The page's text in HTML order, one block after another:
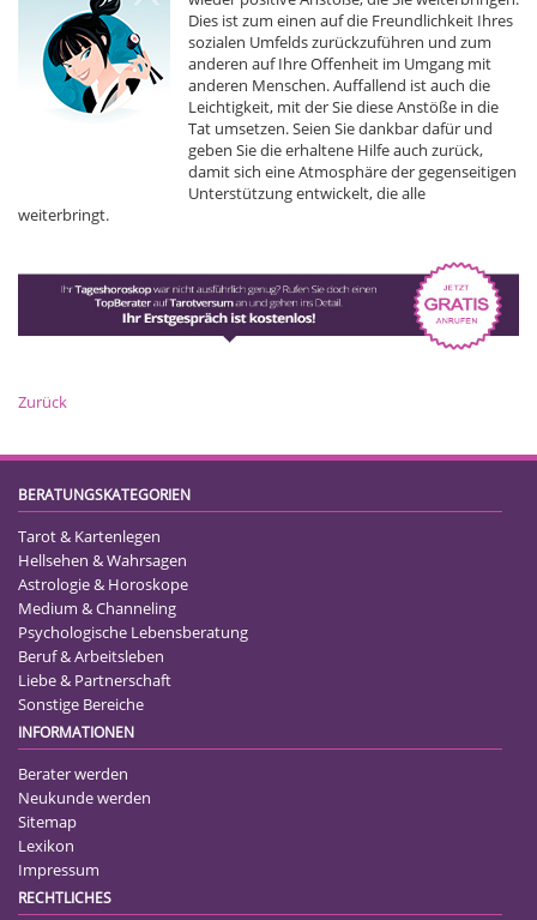
Dies ist zum einen auf die Freundlichkeit Ihres
sozialen Umfelds zurückzuführen und zum
anderen auf Ihre Offenheit im Umgang mit
anderen Menschen. Auffallend ist auch die
Leichtigkeit, mit der Sie diese Anstöße in die
Tat umsetzen. Seien Sie dankbar dafür und
geben Sie die erhaltene Hilfe auch zurück,
damit sich eine Atmosphäre der gegenseitigen
Unterstützung entwickelt, die alle
weiterbringt.
Zurück
BERATUNGSKATEGORIEN
Tarot & Kartenlegen
Hellsehen & Wahrsagen
Astrologie & Horoskope
Medium & Channeling
Psychologische Lebensberatung
Beruf & Arbeitsleben
Liebe & Partnerschaft
Sonstige Bereiche
INFORMATIONEN
Berater werden
Neukunde werden
Sitemap
Lexikon
Impressum
RECHTLICHES